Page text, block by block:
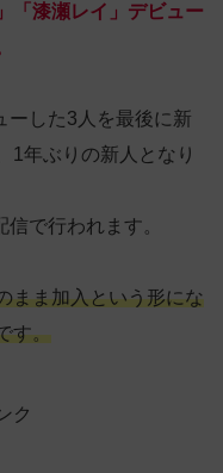
「漆瀬レイ」デビュー
ーした3人を最後に新
1年ぶりの新人となり
で行われます。
まま加入という形にな
す。
ク